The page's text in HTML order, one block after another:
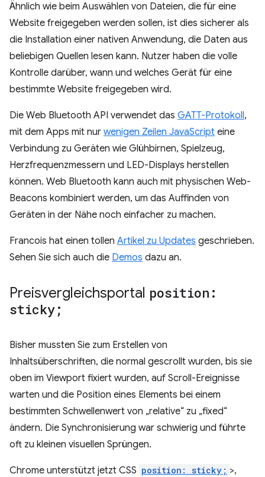
Ähnlich wie beim Auswählen von Dateien, die für eine
Website freigegeben werden sollen, ist dies sicherer als
die Installation einer nativen Anwendung, die Daten aus
beliebigen Quellen lesen kann. Nutzer haben die volle
Kontrolle darüber, wann und welches Gerät für eine
bestimmte Website freigegeben wird.
Die Web Bluetooth API verwendet das GATT-Protokoll,
mit dem Apps mit nur wenigen Zeilen JavaScript eine
Verbindung zu Geräten wie Glühbirnen, Spielzeug,
Herzfrequenzmessern und LED-Displays herstellen
können. Web Bluetooth kann auch mit physischen Web-
Beacons kombiniert werden, um das Auffinden von
Geräten in der Nähe noch einfacher zu machen.
Francois hat einen tollen Artikel zu Updates geschrieben.
Sehen Sie sich auch die Demos dazu an.
Preisvergleichsportal position:
sticky;
Bisher mussten Sie zum Erstellen von
Inhaltsüberschriften, die normal gescrollt wurden, bis sie
oben im Viewport fixiert wurden, auf Scroll-Ereignisse
warten und die Position eines Elements bei einem
bestimmten Schwellenwert von „relative“ zu „fixed“
ändern. Die Synchronisierung war schwierig und führte
oft zu kleinen visuellen Sprüngen.
Chrome unterstützt jetzt CSS position: sticky; >,